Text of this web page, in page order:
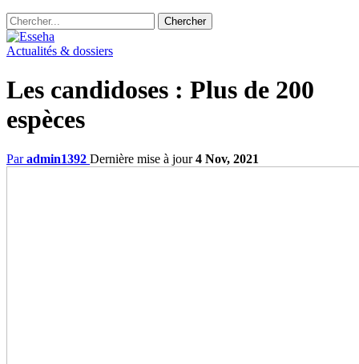
Actualités & dossiers
Les candidoses : Plus de 200
espèces
Paradmin1392 Dernière mise à jour4 Nov, 2021